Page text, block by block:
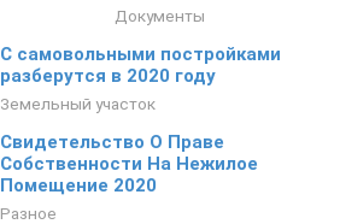
Документы
С самовольными постройками
разберутся в 2020 году
Земельный участок
Свидетельство О Праве
Собственности На Нежилое
Помещение 2020
Разное